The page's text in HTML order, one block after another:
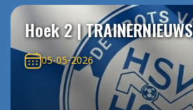
Hoek 2 | TRAINERNIEUWS
05-05-2026